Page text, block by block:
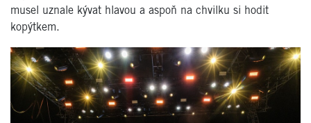
musel uznale kývat hlavou a aspoň na chvilku si hodit
kopýtkem.